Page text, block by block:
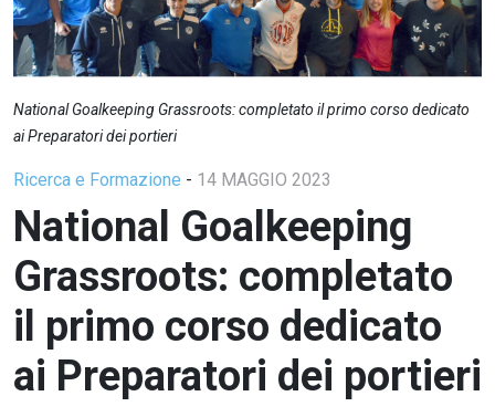
National Goalkeeping Grassroots: completato il primo corso dedicato
ai Preparatori dei portieri
Ricerca e Formazione - 14 MAGGIO 2023
National Goalkeeping
Grassroots: completato
il primo corso dedicato
ai Preparatori dei portieri